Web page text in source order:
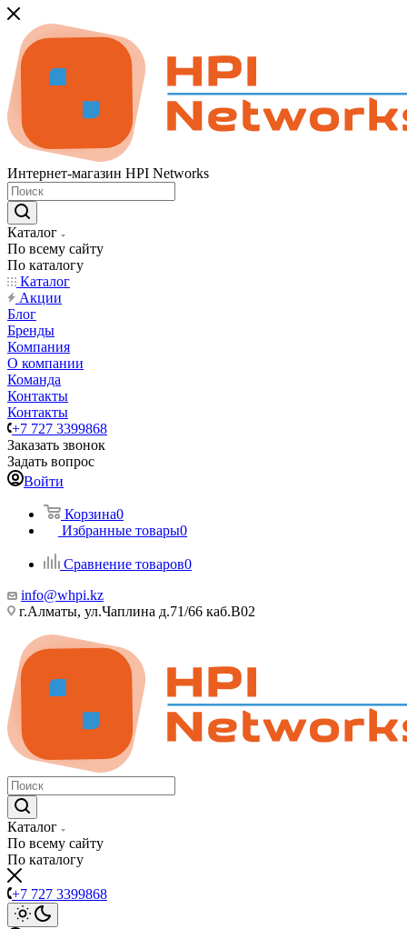
Интернет-магазин HPI Networks
Каталог
По всему сайту
По каталогу
Каталог
Акции
Блог
Бренды
Компания
О компании
Команда
Контакты
Контакты
+7 727 3399868
Заказать звонок
Задать вопрос
Войти
Корзина0
Избранные товары0
Сравнение товаров0
info@whpi.kz
г.Алматы, ул.Чаплина д.71/66 каб.B02
Каталог
По всему сайту
По каталогу
+7 727 3399868